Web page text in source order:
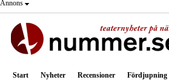
Annons
Start Nyheter Recensioner Fördjupning